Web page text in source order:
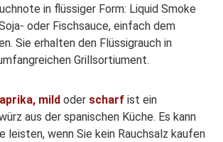
in flüssiger Form: Liquid Smoke
oder Fischsauce, einfach dem
Sie erhalten den Flüssigrauch in
Grillsortiument.
mild oder scharf ist ein
aus der spanischen Küche. Es kann
leisten, wenn Sie kein Rauchsalz kaufen